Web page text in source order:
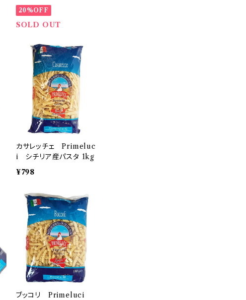
20%OFF
SOLD OUT
カサレッチェ Primeluc
i シチリア産パスタ 1kg
¥798
ブッコリ Primeluci